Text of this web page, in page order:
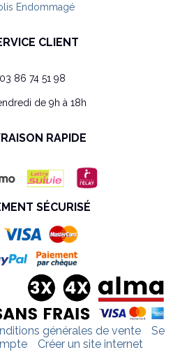
Endommagé
CLIENT
86 74 51 98
de 9h à 18h
RAPIDE
SÉCURISÉ
générales de vente
Se
Créer un site internet